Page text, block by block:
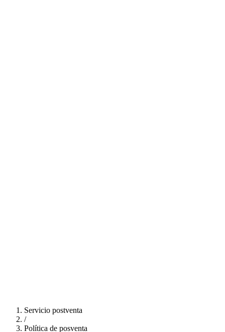
Servicio postventa
/
Política de posventa